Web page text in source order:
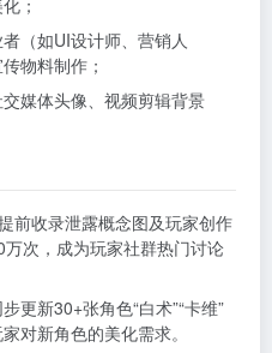
；
者（如UI设计师、营销人
物料制作；
交媒体头像、视频剪辑背景
前收录泄露概念图及玩家创作
次，成为玩家社群热门讨论
步更新30+张角色“白术”“卡维”
对新角色的美化需求。